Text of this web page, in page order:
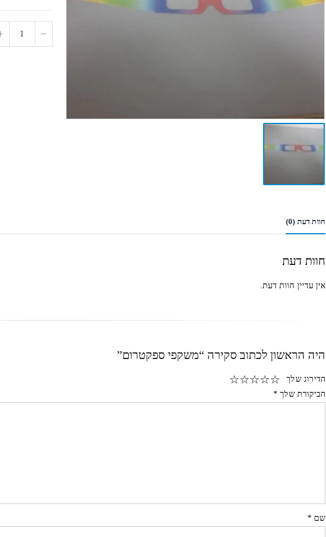
חוות דעת (0)
חוות דעת
אין עדיין חוות דעת.
היה הראשון לכתוב סקירה “משקפי ספקטרום”
הדירוג שלך
הביקורת שלך *
שם*